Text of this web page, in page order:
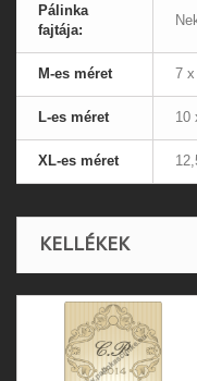
Pálinka
fajtája:
M-es méret 7
L-es méret 10
XL-es méret
KELLÉKEK